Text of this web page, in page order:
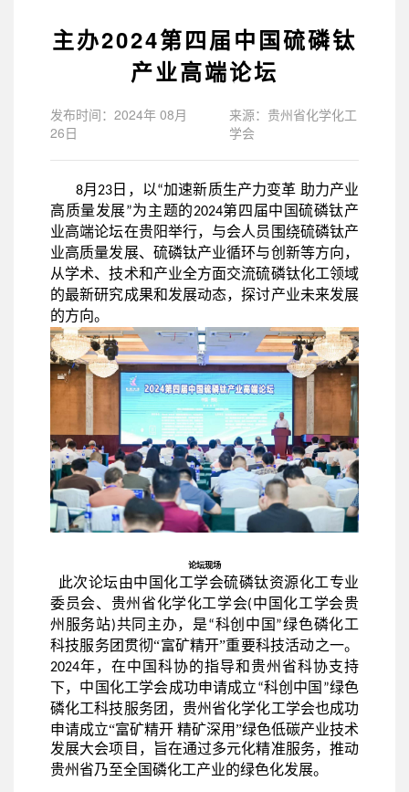
主办2024第四届中国硫磷钛
产业高端论坛
发布时间：2024年 08月
26日
来源：贵州省化学化工
学会
8月 23 日，以“加速新质生产力变革 助力产业
高质量发展”为主题的2024第四届中国硫磷钛产
业高端论坛在贵阳举行，与会人员围绕硫磷钛产
业高质量发展、硫磷钛产业循环与创新等方向，
从学术、技术和产业全方面交流硫磷钛化工领域
的最新研究成果和发展动态，探讨产业未来发展
的方向。
论坛现场
此次论坛由中国化工学会硫磷钛资源化工专业
委员会、贵州省化学化工学会(中国化工学会贵
州服务站)共同主办，是“科创中国 ”绿色磷化工
科技服务团 贯彻“富矿精开”重要科技活动之一。
2024年，在中国科协的指导和贵州省科协支持
下，中国化工学会成功申请成立“科创中国 ”绿色
磷化工科技服务团， 贵州省化学化工学会也成功
申请成立“富矿精开 精矿深用”绿色低碳产业技术
发展大会项目，
旨在通过多元化精准服务，推动
贵州省乃至全国磷化工产业的绿色化发展。